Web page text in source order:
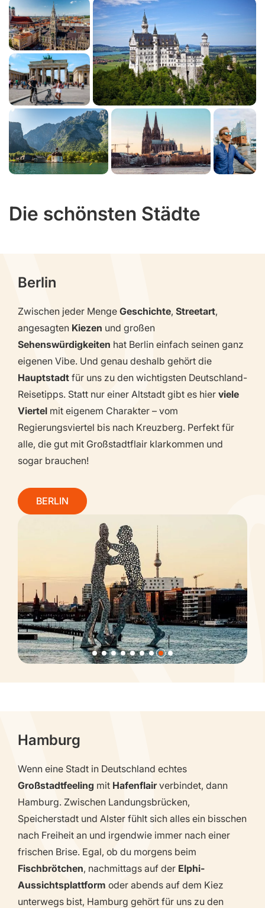
Die schönsten Städte
Berlin
Zwischen jeder Menge Geschichte, Streetart,
angesagten Kiezen und großen
Sehenswürdigkeiten hat Berlin einfach seinen ganz
eigenen Vibe. Und genau deshalb gehört die
Hauptstadt für uns zu den wichtigsten Deutschland-
Reisetipps. Statt nur einer Altstadt gibt es hier viele
Viertel mit eigenem Charakter – vom
Regierungsviertel bis nach Kreuzberg. Perfekt für
alle, die gut mit Großstadtflair klarkommen und
sogar brauchen!
BERLIN
Hamburg
Wenn eine Stadt in Deutschland echtes
Großstadtfeeling mit Hafenflairverbindet, dann
Hamburg. Zwischen Landungsbrücken,
Speicherstadt und Alster fühlt sich alles ein bisschen
nach Freiheit an und irgendwie immer nach einer
frischen Brise. Egal, ob du morgens beim
Fischbrötchen, nachmittags auf der Elphi-
Aussichtsplattform oder abends auf dem Kiez
unterwegs bist, Hamburg gehört für uns zu den